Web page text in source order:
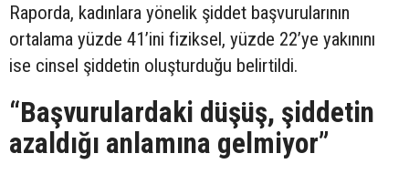
Raporda, kadınlara yönelik şiddet başvurularının
ortalama yüzde 41’ini fiziksel, yüzde 22’ye yakınını
ise cinsel şiddetin oluşturduğu belirtildi.
“Başvurulardaki düşüş, şiddetin
azaldığı anlamına gelmiyor”